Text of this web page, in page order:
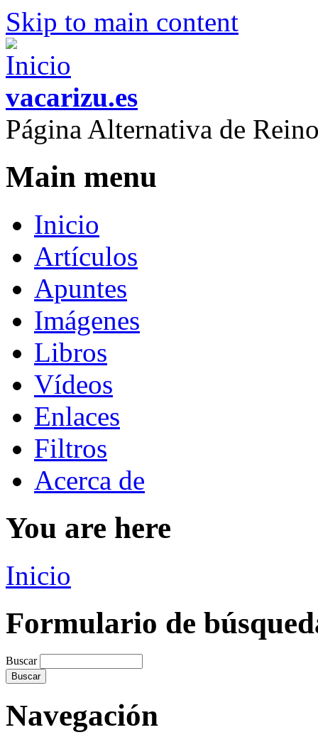
Skip to main content
vacarizu.es
Página Alternativa de
Main menu
Inicio
Artículos
Apuntes
Imágenes
Libros
Vídeos
Enlaces
Filtros
Acerca de
You are here
Inicio
Formulario de
Buscar
Navegación